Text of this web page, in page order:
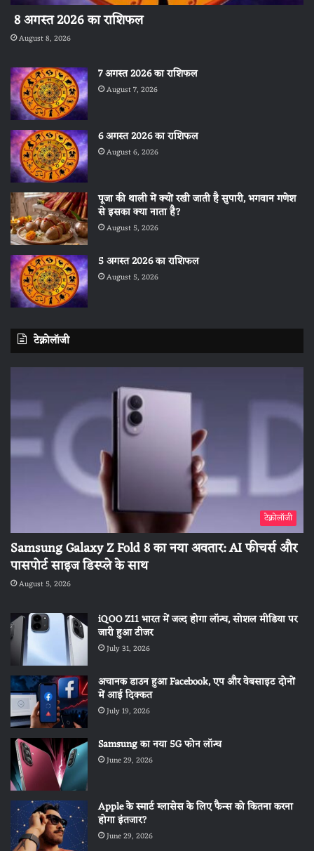
8 अगस्त 2026 का राशिफल
August 8, 2026
7 अगस्त 2026 का राशिफल
August 7, 2026
6 अगस्त 2026 का राशिफल
August 6, 2026
पूजा की थाली में क्यों रखी जाती है सुपारी, भगवान गणेश
से इसका क्या नाता है?
August 5, 2026
5 अगस्त 2026 का राशिफल
August 5, 2026
टेक्नोलॉजी
टेक्नोलॉजी
Samsung Galaxy Z Fold 8 का नया अवतार: AI फीचर्स और
पासपोर्ट साइज डिस्प्ले के साथ
August 5, 2026
iQOO Z11 भारत में जल्द होगा लॉन्च, सोशल मीडिया पर
जारी हुआ टीजर
July 31, 2026
अचानक डाउन हुआ Facebook, एप और वेबसाइट दोनों
में आई दिक्कत
July 19, 2026
Samsung का नया 5G फोन लॉन्च
June 29, 2026
Apple के स्मार्ट ग्लासेस के लिए फैन्स को कितना करना
होगा इंतजार?
June 29, 2026